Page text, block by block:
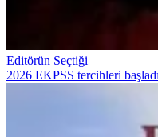
Editörün Seçtiği
2026 EKPSS tercihleri